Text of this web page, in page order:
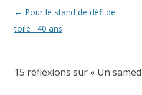
Navigation
des
← Pour le stand de défi de
toile : 40 ans
15 réflexions sur « Un